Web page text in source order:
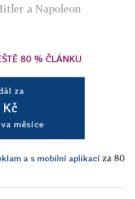
a Napoleon
80 % ČLÁNKU
za
měsíce
a s mobilní aplikací za 80